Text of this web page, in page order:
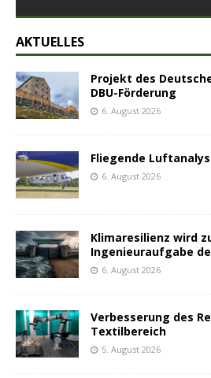
AKTUELLES
Projekt des
DBU-Förderung
6. August 2026
Fliegende
6. August 2026
Klimaresilienz wird
Ingenieuraufgabe
6. August 2026
Verbesserung des
Textilbereich
5. August 2026